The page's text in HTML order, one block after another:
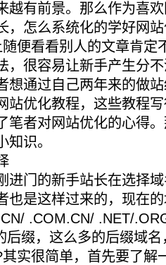
越有前景。那么作为喜
，怎么系统化的学好网
便看看别人的文章肯定
，很容易让新手产生分
想通过自己两年来的做
站优化教程，这些教程
笔者对网站优化的心得
识。
门的新手站长在选择域
也是这样过来的，现在
.COM.CN/ .NET/
后缀，这么多的后缀域
实很简单，首先要了解